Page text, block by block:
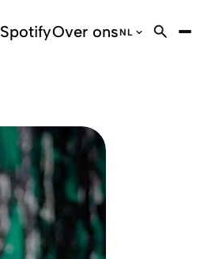
SpotifyOver onsNL